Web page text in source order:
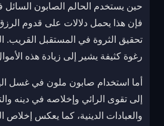
حين يستخدم الحالم الصابون
فإن هذا يحمل دلالات على قدوم
تحقيق الثروة في المستقبل القريب.
رغوة كثيفة يشير إلى زيادة هذه
أما استخدام صابون ملون في غسل
إلى تقوى الرائي وإخلاصه في دينه
والعبادات الدينية، كما يعكس إخلاص